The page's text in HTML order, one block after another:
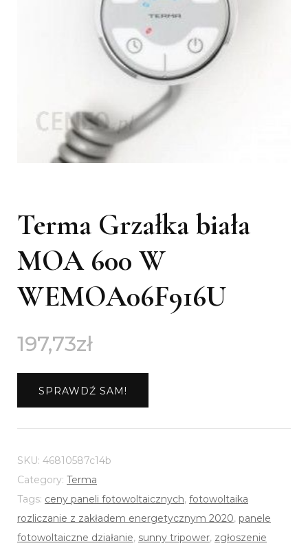
Terma Grzałka biała
MOA 600 W
WEMOA06F916U
197,73zł
SPRAWDŹ SAM!
SKU: 46810587c14b
Category: Terma
Tags: ceny paneli fotowoltaicznych, fotowoltaika
rozliczanie z zakładem energetycznym 2020, panele
fotowoltaiczne działanie, sunny tripower, zgłoszenie